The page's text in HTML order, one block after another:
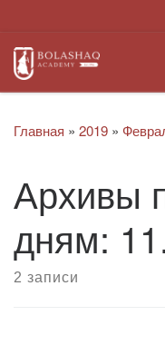
Главная » 2019 »
Архивы
дням:
2 записи